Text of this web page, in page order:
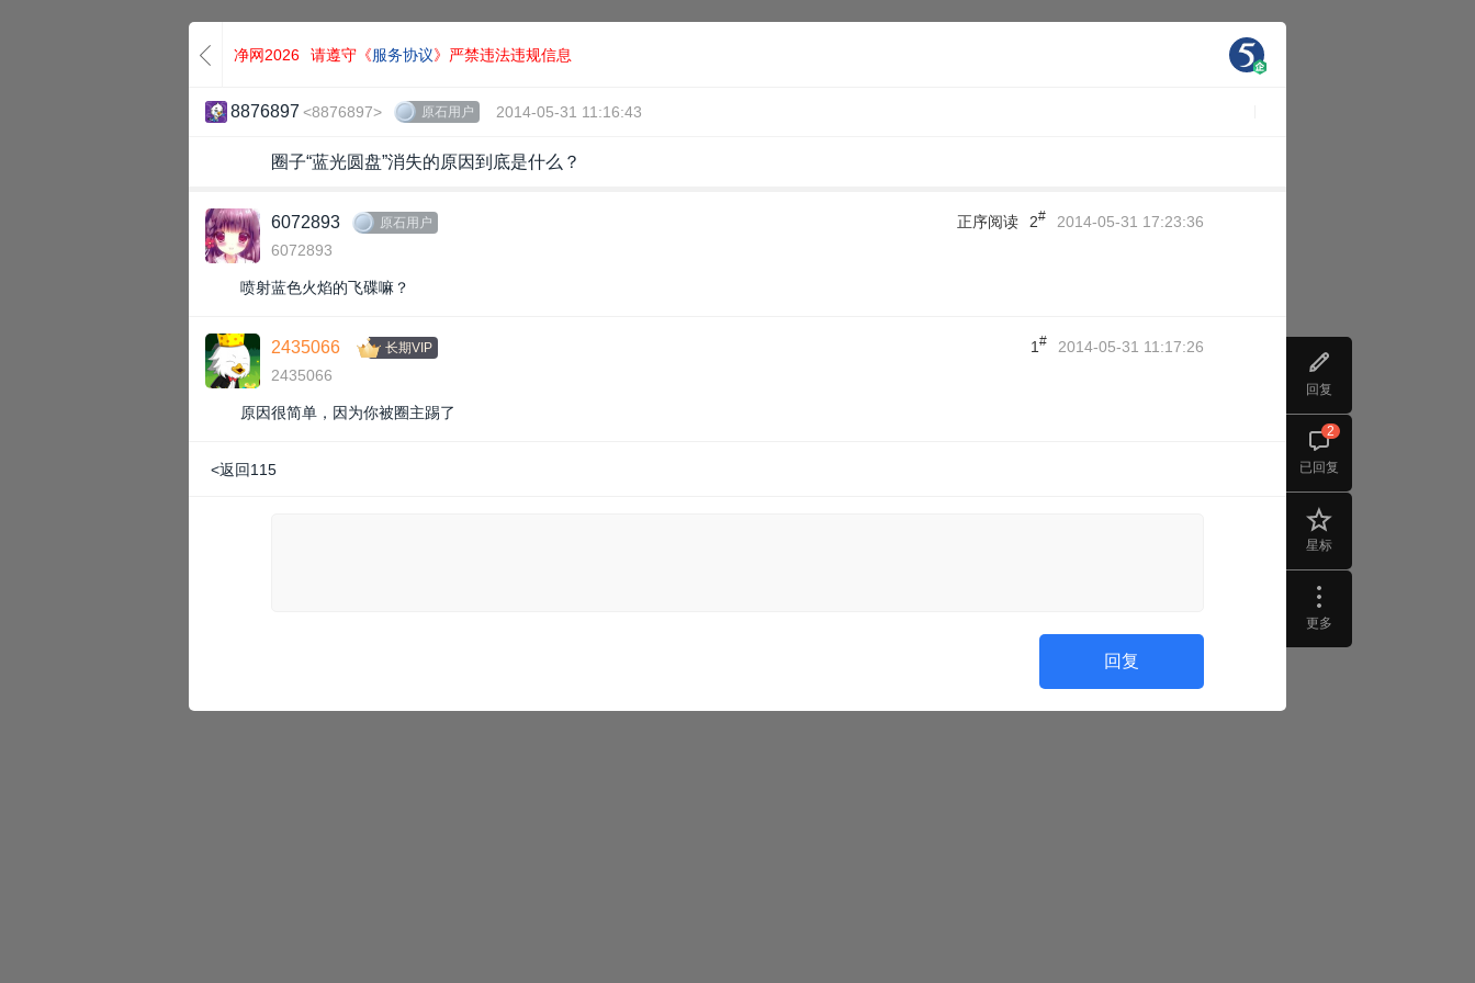
回复
已回复
2
星标
更多
净网2026 请遵守《服务协议》严禁违法违规信息
8876897 <8876897> 原石用户 2014-05-31 11:16:43
圈子“蓝光圆盘”消失的原因到底是什么？
6072893 原石用户
6072893
正序阅读 2# 2014-05-31 17:23:36
喷射蓝色火焰的飞碟嘛？
2435066 长期VIP
2435066
1 # 2014-05-31 11:17:26
原因很简单，因为你被圈主踢了
<返回115
回复